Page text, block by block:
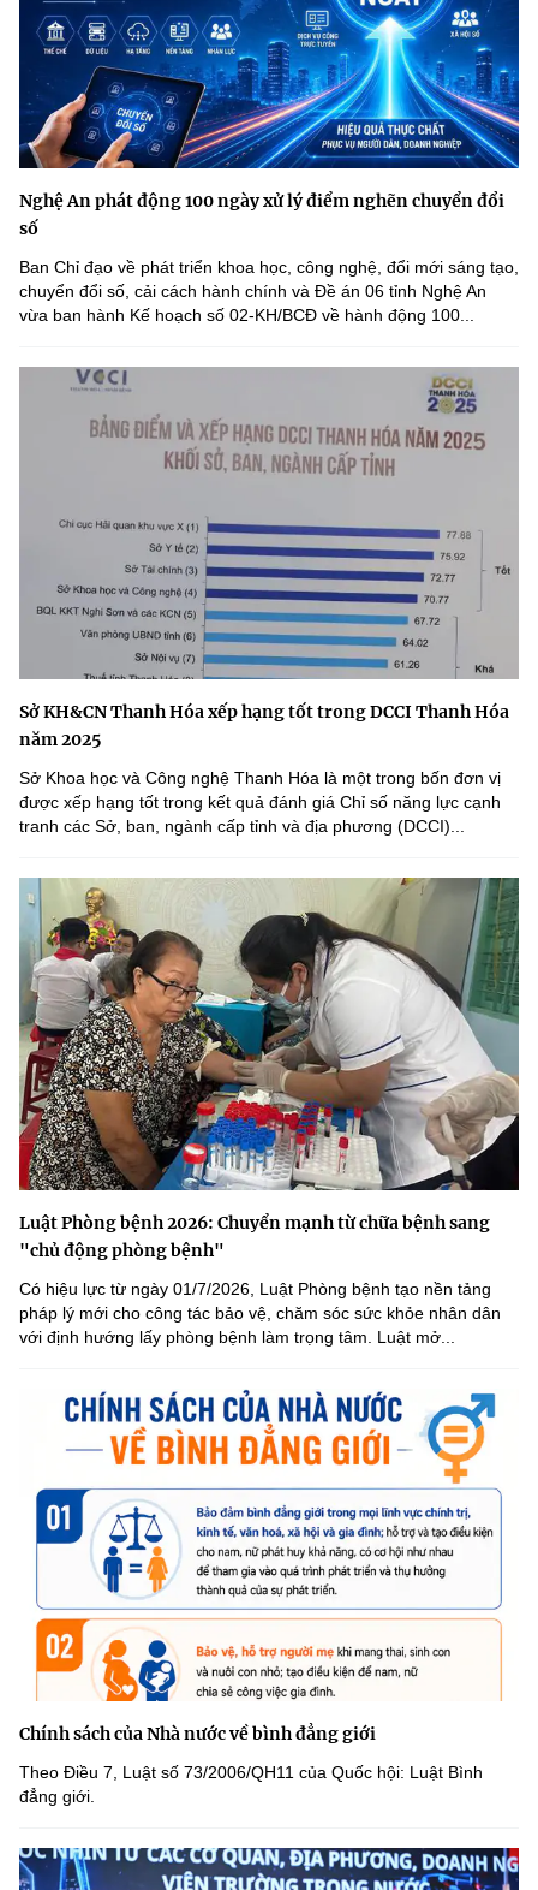
Nghệ An phát động 100 ngày xử lý điểm nghẽn chuyển đổi
số
Ban Chỉ đạo về phát triển khoa học, công nghệ, đổi mới sáng tạo,
chuyển đổi số, cải cách hành chính và Đề án 06 tỉnh Nghệ An
vừa ban hành Kế hoạch số 02-KH/BCĐ về hành động 100...
Sở KH&CN Thanh Hóa xếp hạng tốt trong DCCI Thanh Hóa
năm 2025
Sở Khoa học và Công nghệ Thanh Hóa là một trong bốn đơn vị
được xếp hạng tốt trong kết quả đánh giá Chỉ số năng lực cạnh
tranh các Sở, ban, ngành cấp tỉnh và địa phương (DCCI)...
Luật Phòng bệnh 2026: Chuyển mạnh từ chữa bệnh sang
"chủ động phòng bệnh"
Có hiệu lực từ ngày 01/7/2026, Luật Phòng bệnh tạo nền tảng
pháp lý mới cho công tác bảo vệ, chăm sóc sức khỏe nhân dân
với định hướng lấy phòng bệnh làm trọng tâm. Luật mở...
Chính sách của Nhà nước về bình đẳng giới
Theo Điều 7, Luật số 73/2006/QH11 của Quốc hội: Luật Bình
đẳng giới.